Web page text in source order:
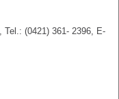
(0421) 361- 2396, E-